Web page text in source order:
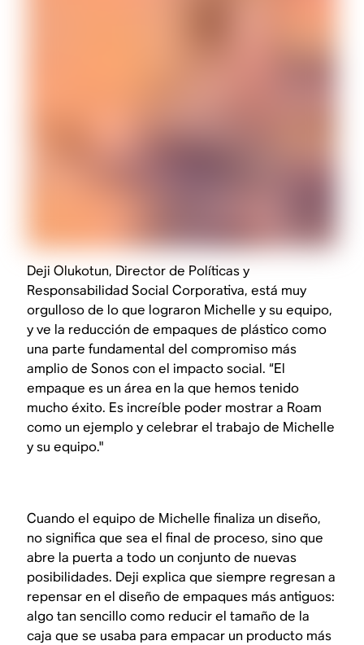
Deji Olukotun, Director de Políticas y
Responsabilidad Social Corporativa, está muy
orgulloso de lo que lograron Michelle y su equipo,
y ve la reducción de empaques de plástico como
una parte fundamental del compromiso más
amplio de Sonos con el impacto social. “El
empaque es un área en la que hemos tenido
mucho éxito. Es increíble poder mostrar a Roam
como un ejemplo y celebrar el trabajo de Michelle
y su equipo."
Cuando el equipo de Michelle finaliza un diseño,
no significa que sea el final de proceso, sino que
abre la puerta a todo un conjunto de nuevas
posibilidades. Deji explica que siempre regresan a
repensar en el diseño de empaques más antiguos:
algo tan sencillo como reducir el tamaño de la
caja que se usaba para empacar un producto más